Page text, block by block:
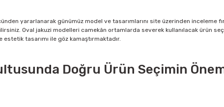
yararlanarak günümüz model ve tasarımlarını site üzerinden inceleme
Oval jakuzi modelleri camekân ortamlarda severek kullanılacak ürün
estetik tasarımı ile göz kamaştırmaktadır.
Doğru Ürün Seçimin